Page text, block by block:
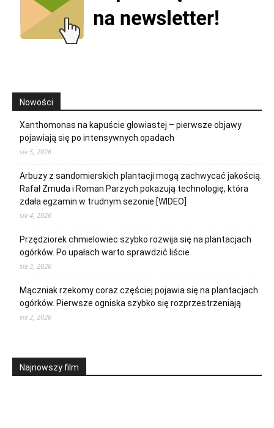
Nowości
Xanthomonas na kapuście głowiastej – pierwsze objawy
pojawiają się po intensywnych opadach
sie 5, 2026
Arbuzy z sandomierskich plantacji mogą zachwycać jakością.
Rafał Żmuda i Roman Parzych pokazują technologię, która
zdała egzamin w trudnym sezonie [WIDEO]
sie 4, 2026
Przędziorek chmielowiec szybko rozwija się na plantacjach
ogórków. Po upałach warto sprawdzić liście
sie 3, 2026
Mączniak rzekomy coraz częściej pojawia się na plantacjach
ogórków. Pierwsze ogniska szybko się rozprzestrzeniają
sie 2, 2026
Najnowszy film